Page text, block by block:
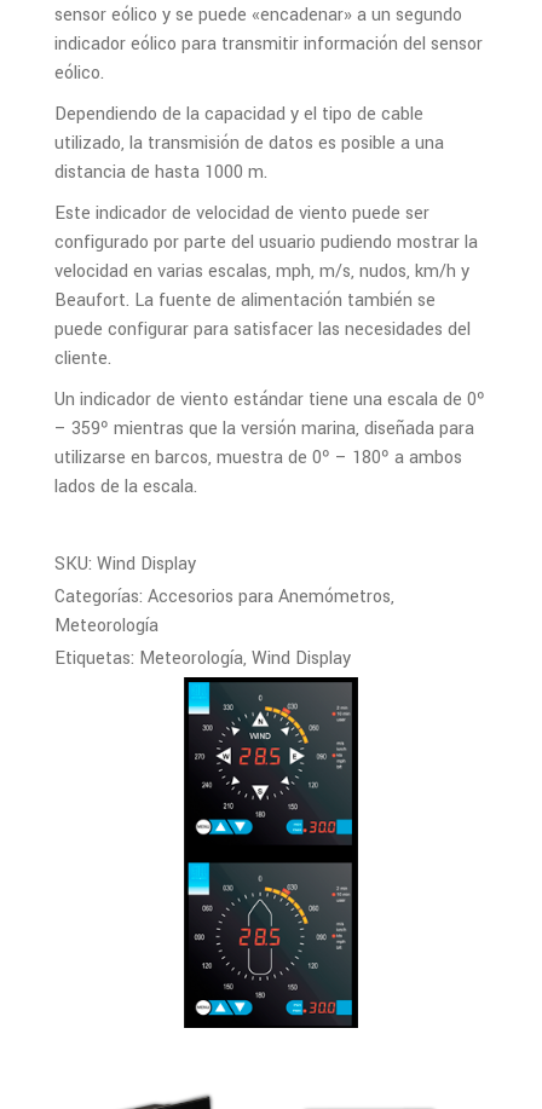
sensor eólico y se puede «encadenar» a un segundo
indicador eólico para transmitir información del sensor
eólico.
Dependiendo de la capacidad y el tipo de cable
utilizado, la transmisión de datos es posible a una
distancia de hasta 1000 m.
Este indicador de velocidad de viento puede ser
configurado por parte del usuario pudiendo mostrar la
velocidad en varias escalas, mph, m/s, nudos, km/h y
Beaufort. La fuente de alimentación también se
puede configurar para satisfacer las necesidades del
cliente.
Un indicador de viento estándar tiene una escala de 0º
– 359º mientras que la versión marina, diseñada para
utilizarse en barcos, muestra de 0º – 180º a ambos
lados de la escala.
SKU: Wind Display
Categorías: Accesorios para Anemómetros,
Meteorología
Etiquetas: Meteorología, Wind Display